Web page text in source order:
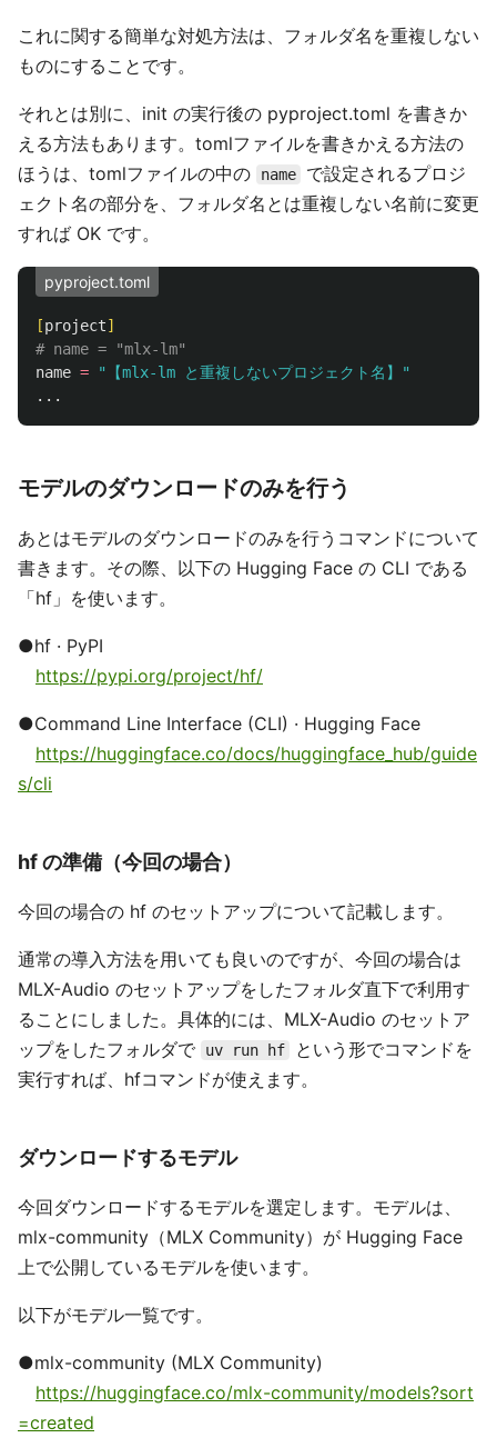
これに関する簡単な対処方法は、フォルダ名を重複しない
ものにすることです。
それとは別に、init の実行後の pyproject.toml を書きか
える方法もあります。tomlファイルを書きかえる方法の
ほうは、tomlファイルの中の
name
で設定されるプロジ
ェクト名の部分を、フォルダ名とは重複しない名前に変更
すれば OK です。
pyproject.toml
[project]
# name = "mlx-lm"
name =
"【mlx-lm と重複しないプロジェクト名】"
...
モデルのダウンロードのみを行う
あとはモデルのダウンロードのみを行うコマンドについて
書きます。その際、以下の Hugging Face の CLI である
「hf」を使います。
●hf · PyPI
https://pypi.org/project/hf/
●Command Line Interface (CLI) · Hugging Face
https://huggingface.co/docs/huggingface_hub/guide
s/cli
hf の準備（今回の場合）
今回の場合の hf のセットアップについて記載します。
通常の導入方法を用いても良いのですが、今回の場合は
MLX-Audio のセットアップをしたフォルダ直下で利用す
ることにしました。具体的には、MLX-Audio のセットア
ップをしたフォルダで
uv run hf
という形でコマンドを
実行すれば、hfコマンドが使えます。
ダウンロードするモデル
今回ダウンロードするモデルを選定します。モデルは、
mlx-community（MLX Community）が Hugging Face
上で公開しているモデルを使います。
以下がモデル一覧です。
●mlx-community (MLX Community)
https://huggingface.co/mlx-community/models?sort
=created